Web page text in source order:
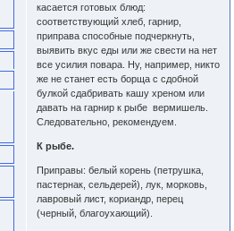
касается готовых блюд:
соответствующий хлеб, гарнир,
приправа способные подчеркнуть,
выявить вкус еды или же свести на нет
все усилия повара. Ну, например, никто
же не станет есть борща с сдобной
булкой сдабривать кашу хреном или
давать на гарнир к рыбе вермишель.
Следовательно, рекомендуем.
К рыбе.
Приправы: белый корень (петрушка,
пастернак, сельдерей), лук, морковь,
лавровый лист, кориандр, перец
(черный, благоухающий).